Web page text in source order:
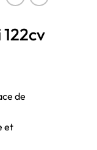
de
et